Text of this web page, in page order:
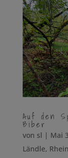
Auf den
Biber
von sl | Mai
Ländle,